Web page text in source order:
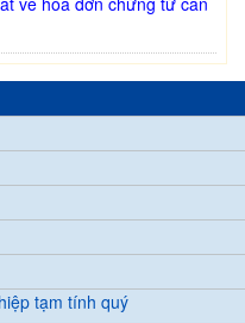
tạm tính quý